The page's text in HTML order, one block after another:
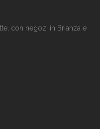
con negozi in Brianza e